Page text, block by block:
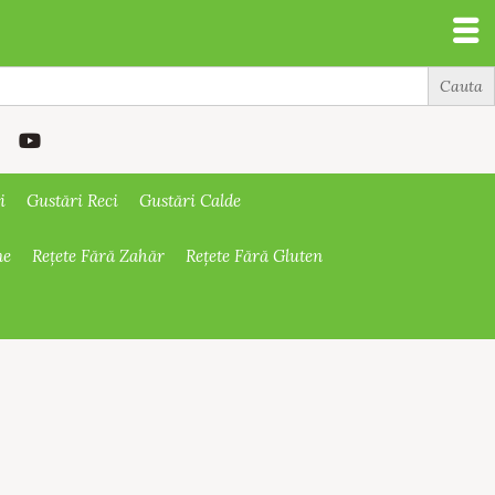
Gustări Reci Gustări Calde
Rețete Fără Zahăr Rețete Fără Gluten